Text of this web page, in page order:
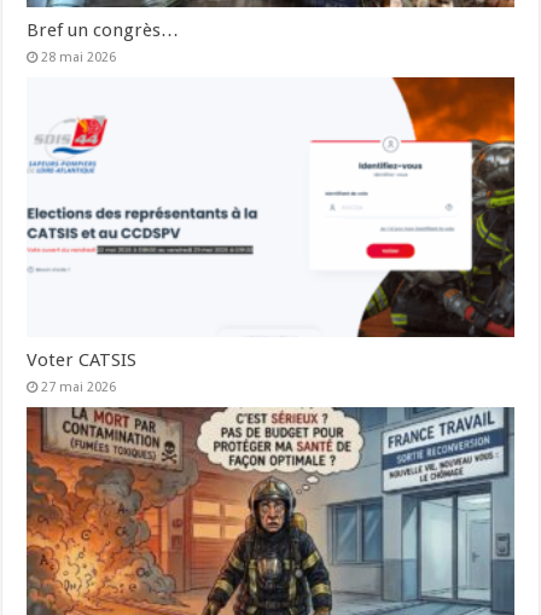
Bref un congrès…
28 mai 2026
Voter CATSIS
27 mai 2026